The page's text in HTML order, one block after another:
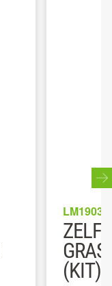
(KIT)